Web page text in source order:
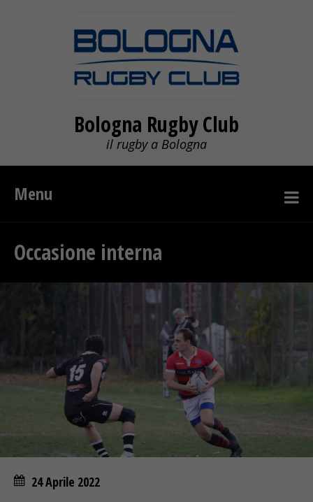
Bologna Rugby Club
il rugby a Bologna
Menu
Occasione interna
24 Aprile 2022